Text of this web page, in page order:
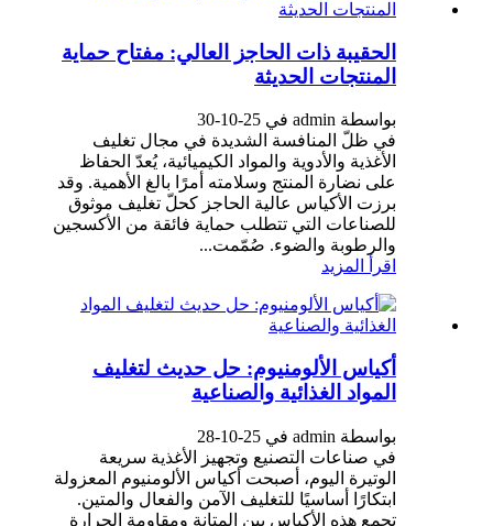
الحقيبة ذات الحاجز العالي: مفتاح حماية
المنتجات الحديثة
بواسطة admin في 25-10-30
في ظلّ المنافسة الشديدة في مجال تغليف
الأغذية والأدوية والمواد الكيميائية، يُعدّ الحفاظ
على نضارة المنتج وسلامته أمرًا بالغ الأهمية. وقد
برزت الأكياس عالية الحاجز كحلّ تغليف موثوق
للصناعات التي تتطلب حماية فائقة من الأكسجين
والرطوبة والضوء. صُمّمت...
اقرأ المزيد
أكياس الألومنيوم: حل حديث لتغليف
المواد الغذائية والصناعية
بواسطة admin في 25-10-28
في صناعات التصنيع وتجهيز الأغذية سريعة
الوتيرة اليوم، أصبحت أكياس الألومنيوم المعزولة
ابتكارًا أساسيًا للتغليف الآمن والفعال والمتين.
تجمع هذه الأكياس بين المتانة ومقاومة الحرارة